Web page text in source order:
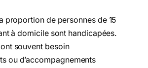
proportion de personnes de 15
à domicile sont handicapées.
souvent besoin
ou d’accompagnements